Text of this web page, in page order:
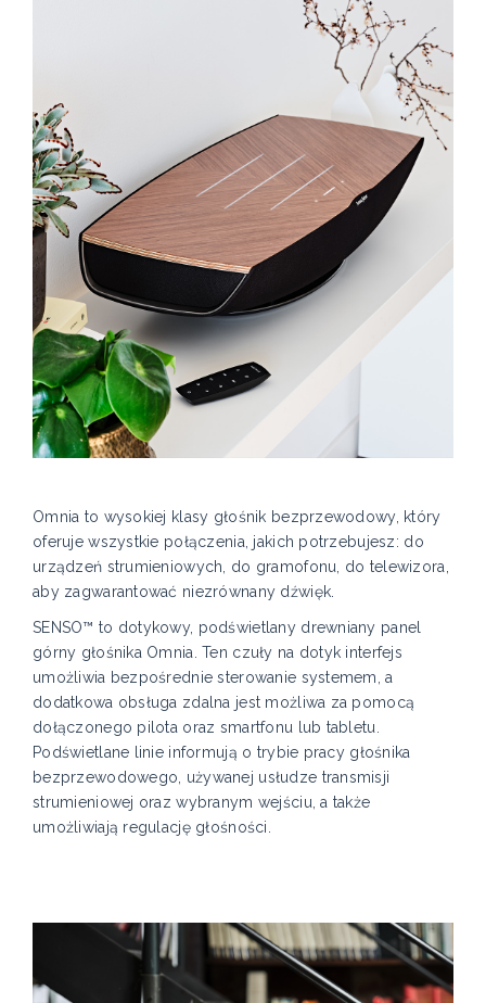
Omnia to wysokiej klasy głośnik bezprzewodowy, który
oferuje wszystkie połączenia, jakich potrzebujesz: do
urządzeń strumieniowych, do gramofonu, do telewizora,
aby zagwarantować niezrównany dźwięk.
SENSO™ to dotykowy, podświetlany drewniany panel
górny głośnika Omnia. Ten czuły na dotyk interfejs
umożliwia bezpośrednie sterowanie systemem, a
dodatkowa obsługa zdalna jest możliwa za pomocą
dołączonego pilota oraz smartfonu lub tabletu.
Podświetlane linie informują o trybie pracy głośnika
bezprzewodowego, używanej usłudze transmisji
strumieniowej oraz wybranym wejściu, a także
umożliwiają regulację głośności.